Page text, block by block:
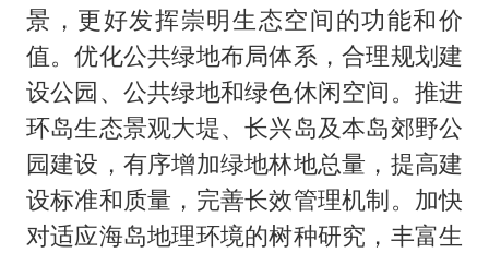
景，更好发挥崇明生态空间的功能和价
值。优化公共绿地布局体系，合理规划建
设公园、公共绿地和绿色休闲空间。推进
环岛生态景观大堤、长兴岛及本岛郊野公
园建设，有序增加绿地林地总量，提高建
设标准和质量，完善长效管理机制。加快
对适应海岛地理环境的树种研究，丰富生